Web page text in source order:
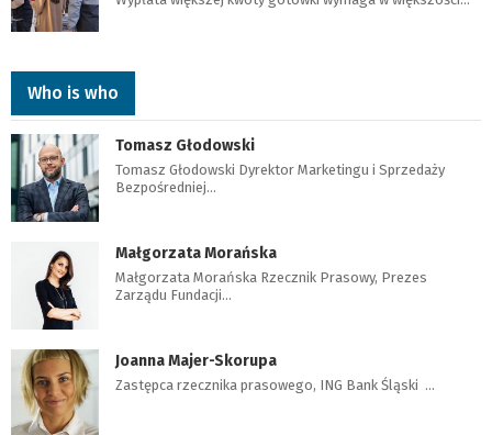
Who is who
Tomasz Głodowski
Tomasz Głodowski Dyrektor Marketingu i Sprzedaży
Bezpośredniej…
Małgorzata Morańska
Małgorzata Morańska Rzecznik Prasowy, Prezes
Zarządu Fundacji…
Joanna Majer-Skorupa
Zastępca rzecznika prasowego, ING Bank Śląski …